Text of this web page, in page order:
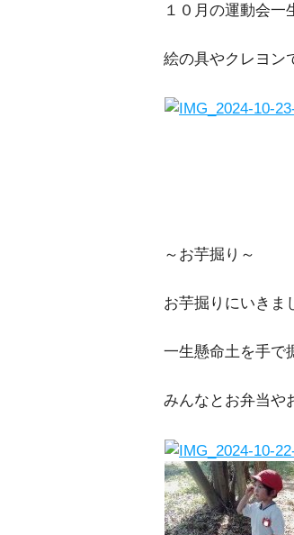
１０月の運動会一
絵の具やクレヨン
～お芋掘り～
お芋掘りにいきま
一生懸命土を手で
みんなとお弁当や